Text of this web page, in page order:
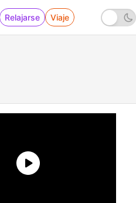
Relajarse Viaje